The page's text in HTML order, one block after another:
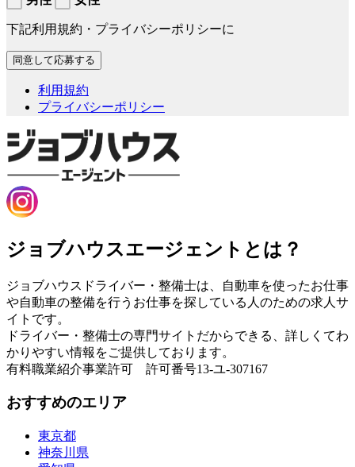
下記利用規約・プライバシーポリシーに
利用規約
プライバシーポリシー
ジョブハウスエージェントとは？
ジョブハウスドライバー・整備士は、自動車を使ったお仕事
や自動車の整備を行うお仕事を探している人のための求人サ
イトです。
ドライバー・整備士の専門サイトだからできる、詳しくてわ
かりやすい情報をご提供しております。
有料職業紹介事業許可 許可番号13-ユ-307167
おすすめのエリア
東京都
神奈川県